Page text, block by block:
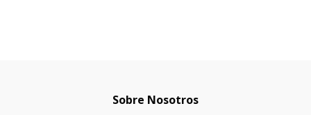
Sobre Nosotros